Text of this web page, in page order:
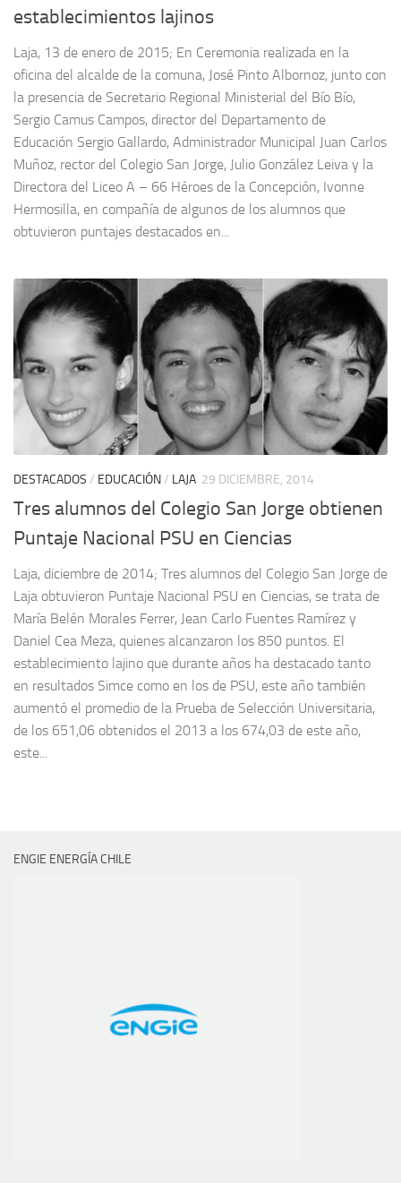
establecimientos lajinos
Laja, 13 de enero de 2015; En Ceremonia realizada en la
oficina del alcalde de la comuna, José Pinto Albornoz, junto con
la presencia de Secretario Regional Ministerial del Bío Bío,
Sergio Camus Campos, director del Departamento de
Educación Sergio Gallardo, Administrador Municipal Juan Carlos
Muñoz, rector del Colegio San Jorge, Julio González Leiva y la
Directora del Liceo A – 66 Héroes de la Concepción, Ivonne
Hermosilla, en compañía de algunos de los alumnos que
obtuvieron puntajes destacados en...
DESTACADOS / EDUCACIÓN/ LAJA 29 DICIEMBRE, 2014
Tres alumnos del Colegio San Jorge obtienen
Puntaje Nacional PSU en Ciencias
Laja, diciembre de 2014; Tres alumnos del Colegio San Jorge de
Laja obtuvieron Puntaje Nacional PSU en Ciencias, se trata de
María Belén Morales Ferrer, Jean Carlo Fuentes Ramírez y
Daniel Cea Meza, quienes alcanzaron los 850 puntos. El
establecimiento lajino que durante años ha destacado tanto
en resultados Simce como en los de PSU, este año también
aumentó el promedio de la Prueba de Selección Universitaria,
de los 651,06 obtenidos el 2013 a los 674,03 de este año,
este...
ENGIE ENERGÍA CHILE